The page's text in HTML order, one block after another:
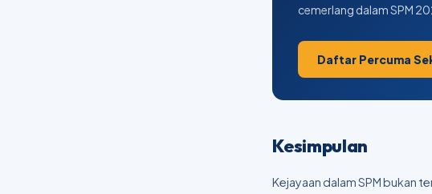
cemerlang dalam SPM
Daftar Percuma
Kesimpulan
Kejayaan dalam SPM bukan